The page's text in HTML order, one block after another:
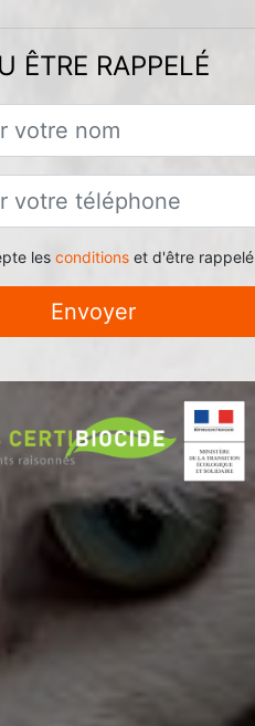
ÊTRE RAPPELÉ
les conditionset d'être rappelé
Envoyer